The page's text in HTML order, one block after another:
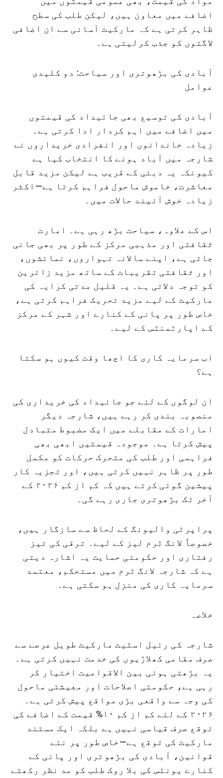
اضافے میں معاون ہیں، لیکن طلب کی سطح
ظاہر کرتی ہے کہ مارکیٹ آسانی سے ان اضافی
لاگتوں کو جذب کرلیتی ہے۔
آبادی کی بڑھوتری اور سیاحت: دو کلیدی
عوامل
آبادی کی توسیع بھی جائیداد کی قیمتوں
میں اضافے میں اہم کردار ادا کرتی ہے۔
زیادہ خاندانوں اور انفرادی خریداروں نے
شارجہ میں آباد ہونے کا انتخاب کیا ہے
کیونکہ یہ دبئی کے قریب ہے لیکن مزید قابل
معاشرت، خاموش ماحول فراہم کرتا ہے—اکثر
زیادہ خوش آئیند حالات میں۔
اس کے علاوہ، سیاحت بڑھ رہی ہے۔ امارت
ثقافتی اور مذہبی مرکز کے طور پر بھی جانی
جاتی ہے، اپنے سالانہ تہواروں، نمائشوں،
اور ثقافتی تقریبات کے ساتھ مزید زائرین
کو توجہ دلاتی ہے۔ یہ قلیل مدتی کرایہ کی
مارکیٹ کے لیے مزید تحریک فراہم کرتی ہے،
خاص طور پر پانی کے کنارے اور شہر کے مرکز
کے اپارٹمنٹس کے لیے۔
اب سرمایہ کاری کا اچھا وقت کیوں ہو سکتا
ہے؟
ان لوگوں کے لئے جو جائیداد کی خریداری کی
منصوبہ بندی کر رہے ہیں، شارجہ دیگر
امارات کے مقابلے میں ایک مضبوط متبادل
پیش کرتا ہے۔ موجودہ قیمتیں ابھی بھی
فراہمی اور طلب کی متحرک حرکات کو مکمل
طور پر ظاہر نہیں کرتی ہیں، اور تجزیہ کار
پیشین گوئی کرتے ہیں کہ کم از کم ۲۰۲۶ کے
آخر تک بڑھوتری جاری رہے گی۔
پراپرٹی والیونگ کے لحاظ سے سازگار ہیں،
خصوصاً لانگ ٹرم لیز کے لیے۔ ترقی کی تیز
رفتاری اور حکومتی حمایت یہ اشارہ دیتی
ہے کہ شارجہ لانگ ٹرم میں مستحکم، معتمد
سرمایہ کاری کی منزل ہو سکتی ہے۔
خلاصہ
شارجہ کی رئیل اسٹیٹ مارکیٹ طویل عرصے سے
صرف مقامی کھلاڑیوں کی خدمت نہیں کرتی ہے۔
یہ بڑھتی ہوئی بین الاقوامیت اختیار کر
رہی ہے، حکومتی اصلاحات اور معیشتی ماحول
کی وجہ سے واقعی بڑی مواقع پیش کرتی ہے۔
۲۰۲۶ کے لئے کم از کم ۱۰% قیمت کے اضافے کی
توقع صرف قیاسی نہیں ہے بلکہ ایک مستند
مارکیٹ کی توقع ہے—خاص طور پر نئے
قوانین، آبادی کی بڑھوتری اور پانی کے
کنارے یونٹس کی بلا روک طلب کو مد نظر رکھتے